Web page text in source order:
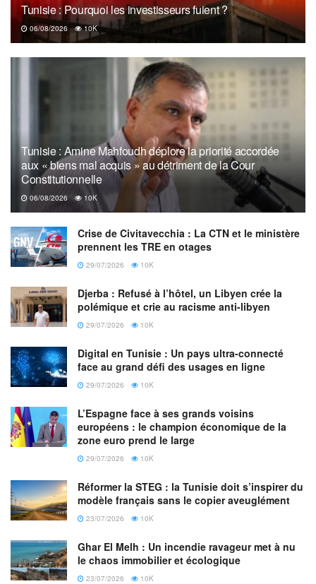
Tunisie : Pourquoi les investisseurs fuient ?
06/08/2026 10K
Tunisie : Amine Mahfoudh déplore la priorité accordée
aux « biens mal acquis » au détriment de la Cour
Constitutionnelle
06/08/2026 10K
Crise de Civitavecchia : La CTN et le ministère
prennent les TRE en otages
29/07/2026 10K
Djerba : Refusé à l’hôtel, un Libyen crée la
polémique et crie au racisme anti-libyen
29/07/2026 10K
Digital en Tunisie : Un pays ultra-connecté
face au grand défi des usages en ligne
29/07/2026 10K
L’Espagne face à ses grands voisins
européens : le champion économique de la
zone euro prend le large
29/07/2026 10K
Réformer la STEG : la Tunisie doit s’inspirer du
modèle français sans le copier aveuglément
23/07/2026 10K
Ghar El Melh : Un incendie ravageur met à nu
le chaos immobilier et écologique
23/07/2026 10K